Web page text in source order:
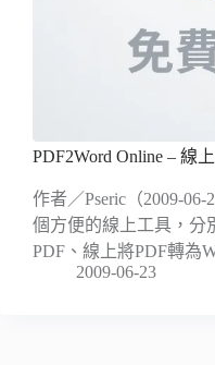
PDF2Word Online – 線
作者／Pseric（2009-06-
個方便的線上工具，分
PDF、線上將PDF轉為
2009-06-23